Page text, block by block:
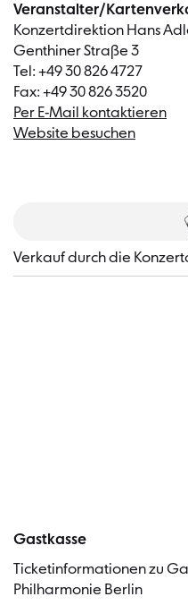
Veranstalter/
Konzertdirektion Hans
Genthiner Straße 3
Tel: +49 30 826 4727
Fax: +49 30 826 3520
Per E-Mail kontaktieren
Website besuchen
​Verkauf durch die
Gastkasse
Ticketinformationen zu
Philharmonie Berlin